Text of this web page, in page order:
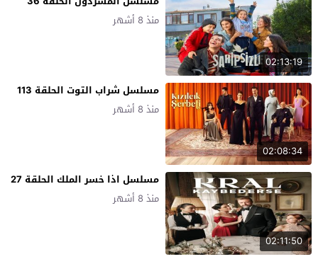
02:13:19
منذ 8 أشهر
02:08:34
مسلسل شراب التوت الحلقة 113
منذ 8 أشهر
02:11:50
مسلسل اذا خسر الملك الحلقة 27
منذ 8 أشهر